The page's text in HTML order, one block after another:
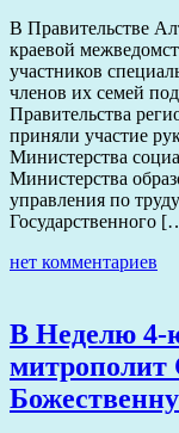
В Правительстве
краевой
участников
членов их семей
Правительства
приняли участие
Министерства
Министерства
управления по
Государственного
нет комментариев
В Неделю 4-
митрополит